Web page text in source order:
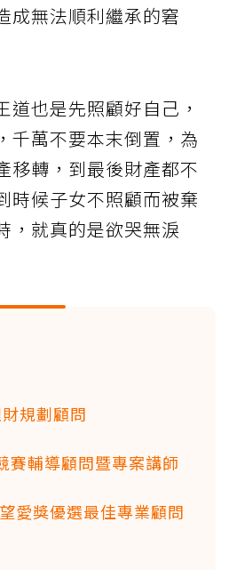
成無法順利繼承的窘
道也是先照顧好自己，
千萬不要本末倒置，為
移轉，到最後財產都不
時候子女不照顧而被棄
，就真的是欲哭無淚
規劃顧問
賽輔導顧問暨專案講師
愛獎優選最佳專業顧問